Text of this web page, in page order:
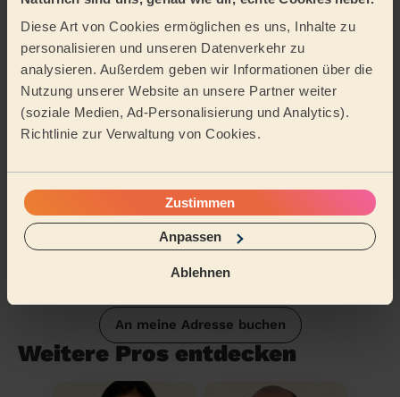
Diese Art von Cookies ermöglichen es uns, Inhalte zu
personalisieren und unseren Datenverkehr zu
analysieren. Außerdem geben wir Informationen über die
Nutzung unserer Website an unsere Partner weiter
(soziale Medien, Ad-Personalisierung und Analytics).
Richtlinie zur Verwaltung von Cookies.
Zustimmen
Anpassen
Ablehnen
Tätigkeitsbereich
An meine Adresse buchen
Weitere Pros entdecken